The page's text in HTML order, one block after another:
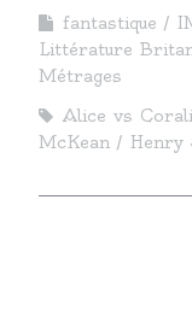
fantastique
Littérature
Métrages
Alice vs
McKean
Henry